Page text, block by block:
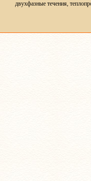
двухфазные течения,